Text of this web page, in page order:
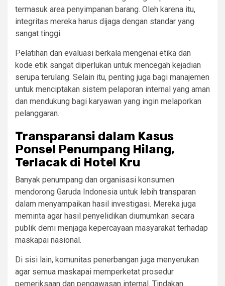
termasuk area penyimpanan barang. Oleh karena itu,
integritas mereka harus dijaga dengan standar yang
sangat tinggi.
Pelatihan dan evaluasi berkala mengenai etika dan
kode etik sangat diperlukan untuk mencegah kejadian
serupa terulang. Selain itu, penting juga bagi manajemen
untuk menciptakan sistem pelaporan internal yang aman
dan mendukung bagi karyawan yang ingin melaporkan
pelanggaran.
Transparansi dalam Kasus
Ponsel Penumpang Hilang,
Terlacak di Hotel Kru
Banyak penumpang dan organisasi konsumen
mendorong Garuda Indonesia untuk lebih transparan
dalam menyampaikan hasil investigasi. Mereka juga
meminta agar hasil penyelidikan diumumkan secara
publik demi menjaga kepercayaan masyarakat terhadap
maskapai nasional.
Di sisi lain, komunitas penerbangan juga menyerukan
agar semua maskapai memperketat prosedur
pemeriksaan dan pengawasan internal. Tindakan